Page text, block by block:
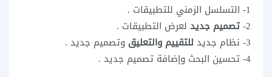
1- التسلسل الزمني للتطبيقات .
2- تصميم جديد لعرض التطبيقات .
3- نظام جديد
للتقييم والتعليق وتصميم جديد .
4- تحسين البحث وإضافة تصميم جديد .